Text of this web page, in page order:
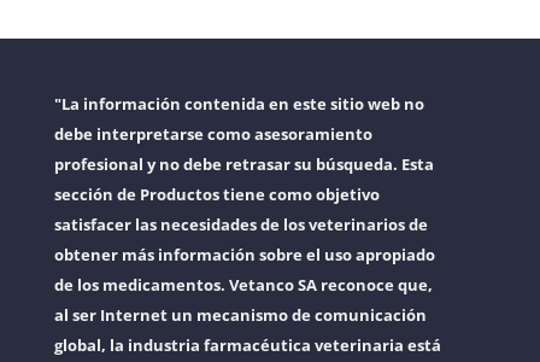
"La información contenida en este sitio web no
debe interpretarse como asesoramiento
profesional y no debe retrasar su búsqueda. Esta
sección de Productos tiene como objetivo
satisfacer las necesidades de los veterinarios de
obtener más información sobre el uso apropiado
de los medicamentos. Vetanco SA reconoce que,
al ser Internet un mecanismo de comunicación
global, la industria farmacéutica veterinaria está